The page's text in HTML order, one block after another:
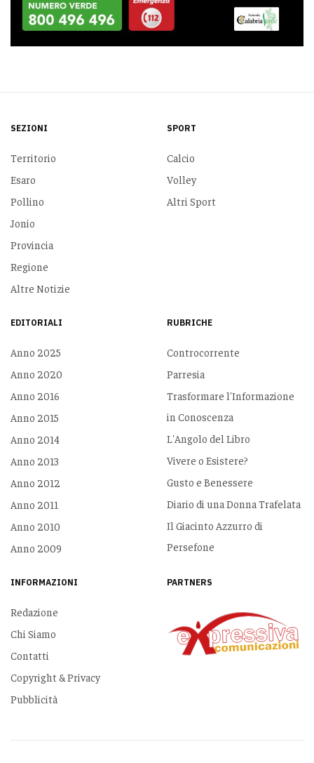
SEZIONI
Territorio
Esaro
Pollino
Jonio
Provincia
Regione
Altre Notizie
SPORT
Calcio
Volley
Altri Sport
EDITORIALI
Anno 2025
Anno 2020
Anno 2016
Anno 2015
Anno 2014
Anno 2013
Anno 2012
Anno 2011
Anno 2010
Anno 2009
RUBRICHE
Controcorrente
Parresia
Trasformare l'Informazione
in Conoscenza
L'Angolo del Libro
Vivere o Esistere?
Gusto e Benessere
Diario di una Donna Trafelata
Il Giacinto Azzurro di
Persefone
INFORMAZIONI
Redazione
Chi Siamo
Contatti
Copyright & Privacy
Pubblicità
PARTNERS